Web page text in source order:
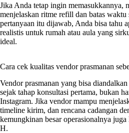
Jika Anda tetap ingin memasukkannya,
menjelaskan ritme refill dan batas waktu
pertanyaan itu dijawab, Anda bisa tahu
realistis untuk rumah atau aula yang
ideal.
Cara cek kualitas vendor prasmanan
Vendor prasmanan yang bisa
sejak tahap konsultasi pertama, bukan
Instagram. Jika vendor mampu
timeline kirim, dan rencana cadangan
kemungkinan besar operasionalnya juga
H.